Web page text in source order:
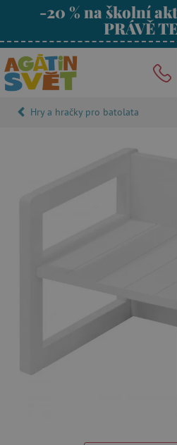
-20 % na školní
PRÁVĚ
Hry a hračky pro batolata